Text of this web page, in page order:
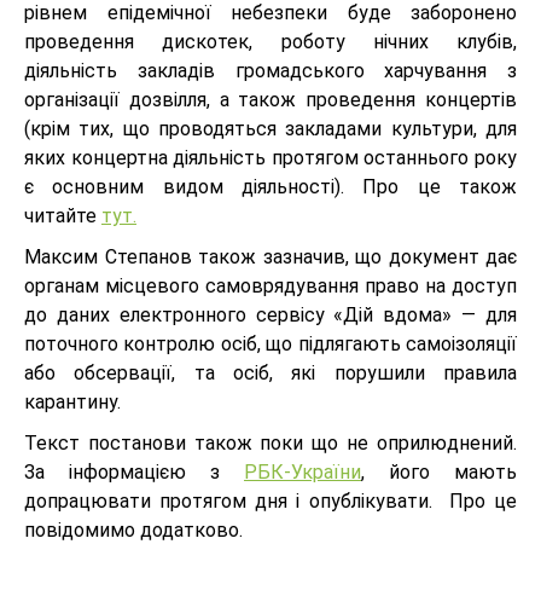
рівнем епідемічної небезпеки буде заборонено
проведення дискотек, роботу нічних клубів,
діяльність закладів громадського харчування з
організації дозвілля, а також проведення концертів
(крім тих, що проводяться закладами культури, для
яких концертна діяльність протягом останнього року
є основним видом діяльності). Про це також
читайте тут.
Максим Степанов також зазначив, що документ дає
органам місцевого самоврядування право на доступ
до даних електронного сервісу «Дій вдома» — для
поточного контролю осіб, що підлягають самоізоляції
або обсервації, та осіб, які порушили правила
карантину.
Текст постанови також поки що не оприлюднений.
За інформацією з
РБК-України, його мають
допрацювати протягом дня і опублікувати. Про це
повідомимо додатково.